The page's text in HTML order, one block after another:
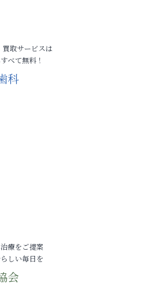
取サービスは
べて無料！
科
療をご提案
しい毎日を
会